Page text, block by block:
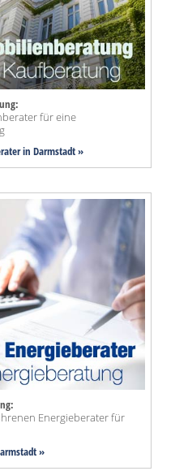
für eine
in Darmstadt »
Energieberater für
»